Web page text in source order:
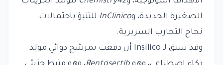
الصغيرة الجديدة، وInClinico للتنبؤ باحتمالات
نجاح التجارب السريرية.
وقد سبق لـ Insilico أن دفعت بمرشح دوائي مولد